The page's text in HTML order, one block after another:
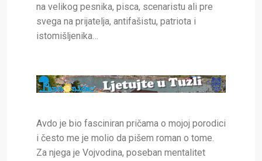
na velikog pesnika, pisca, scenaristu ali pre
svega na prijatelja, antifašistu, patriota i
istomišljenika…
Avdo je bio fasciniran pričama o mojoj porodici
i često me je molio da pišem roman o tome.
Za njega je Vojvodina, poseban mentalitet